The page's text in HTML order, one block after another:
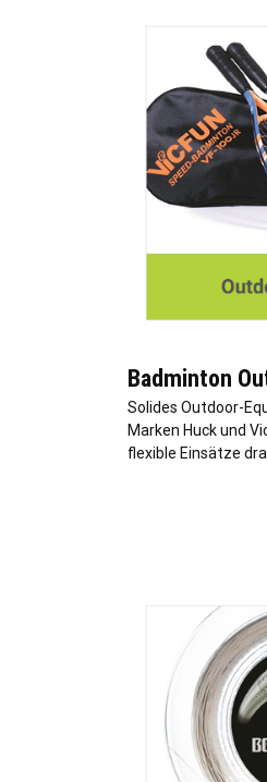
Badminton
Solides Outdoor-
Marken Huck und
flexible Einsätze